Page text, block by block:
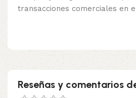
transacciones comerciales en
Reseñas y comentarios